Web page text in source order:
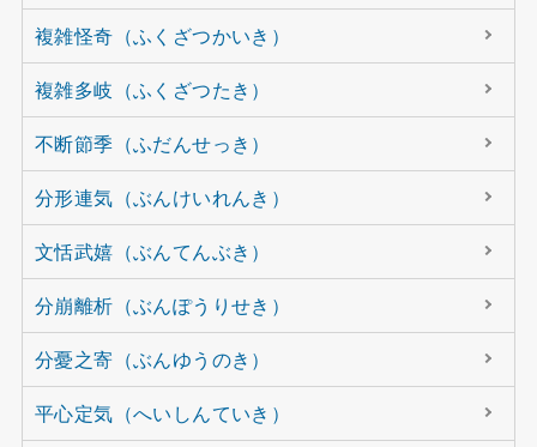
複雑怪奇（ふくざつかいき）
複雑多岐（ふくざつたき）
不断節季（ふだんせっき）
分形連気（ぶんけいれんき）
文恬武嬉（ぶんてんぶき）
分崩離析（ぶんぽうりせき）
分憂之寄（ぶんゆうのき）
平心定気（へいしんていき）